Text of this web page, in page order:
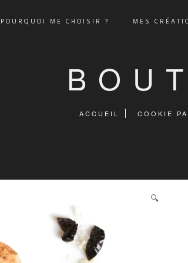
POURQUOI ME CHOISIR ? MES
ACCUEIL COOKIE
🔍